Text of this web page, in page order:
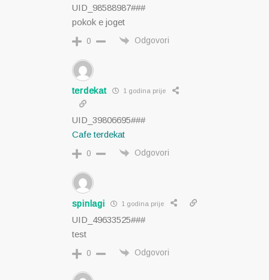
UID_98588987###
pokok e joget
0 Odgovori
terdekat 1 godina prije
UID_39806695###
Cafe terdekat
0 Odgovori
spinlagi 1 godina prije
UID_49633525###
test
0 Odgovori